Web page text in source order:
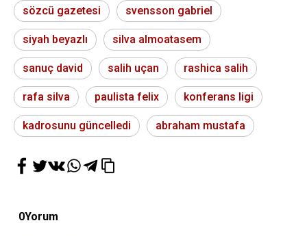
sözcü gazetesi svensson gabriel
siyah beyazlı silva almoatasem
sanuç david salih uçan rashica salih
rafa silva paulista felix konferans ligi
kadrosunu güncelledi abraham mustafa
0Yorum